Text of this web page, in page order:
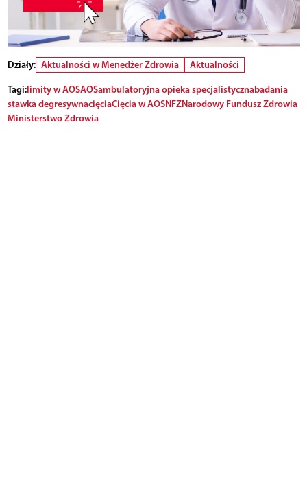
Działy: Aktualności w Menedżer Zdrowia
Aktualności
Tagi:limity w AOSAOSambulatoryjna opieka specjalistycznabadania
stawka degresywnacięciaCięcia w AOSNFZNarodowy Fundusz Zdrowia
Ministerstwo Zdrowia